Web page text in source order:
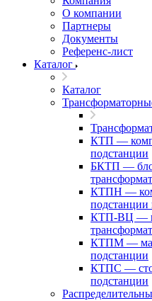
О компании
Партнеры
Документы
Референс-лист
Каталог
Каталог
КТП —
подстанции
БКТП —
КТПН —
подстанции
КТП-ВЦ —
КТПМ —
подстанции
КТПС —
подстанции